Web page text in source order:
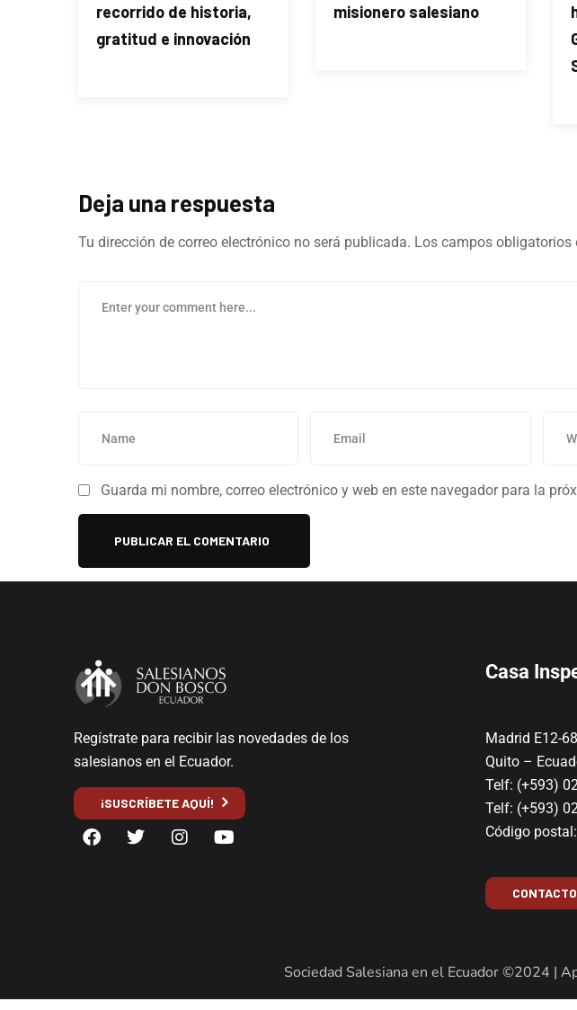
recorrido de historia,
gratitud e innovación
misionero salesiano
Deja una respuesta
Tu dirección de correo electrónico no será publicada. Los campos obligatorios
Guarda mi nombre, correo electrónico y web en este navegador para la
Regístrate para recibir las novedades de los
salesianos en el Ecuador.
¡SUSCRÍBETE AQUÍ!
Casa
Madrid E12-
Quito –
Telf: (+593)
Telf: (+593)
Código
CONTACTO
Sociedad Salesiana en el Ecuador ©2024 |